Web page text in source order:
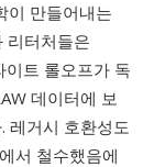
이 만들어내는
리터처들은
이트 롤오프가 독
데이터에 보
레거시 호환성도
서 철수했음에